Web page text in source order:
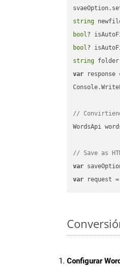
string
bool?
bool?
string
var response
//
WordsApi
// Save as
var
var request =
Configurar